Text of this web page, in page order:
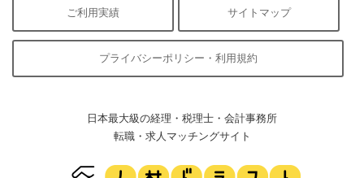
ご利用実績 サイトマップ
プライバシーポリシー・利用規約
日本最大級の経理・税理士・会計事務所
転職・求人マッチングサイト